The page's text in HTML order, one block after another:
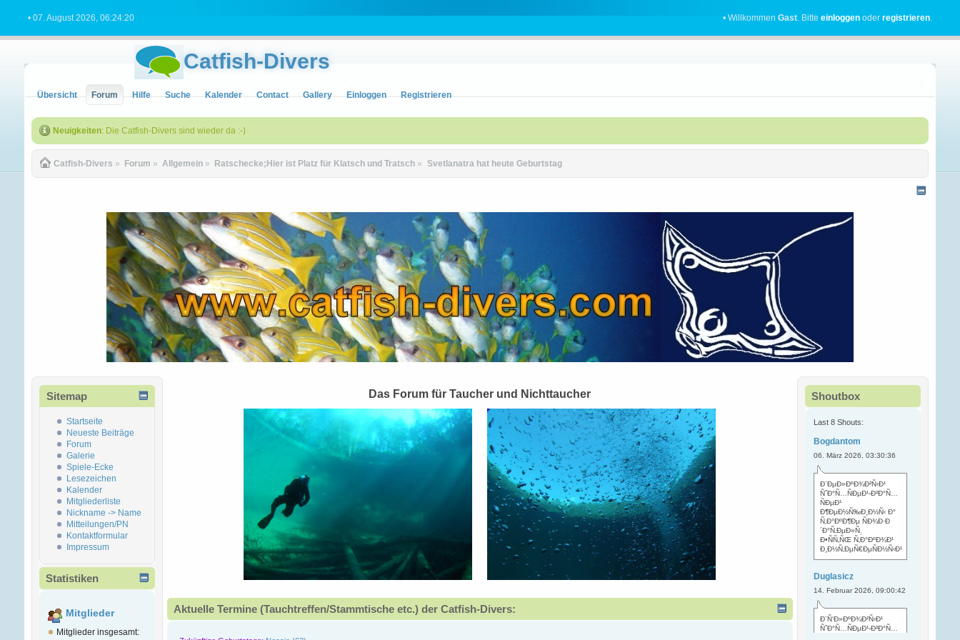
• 07. August 2026, 06:24:20 • WillkommenGast. Bitteeinloggen oderregistrieren.
Catfish-Divers
Übersicht Forum Hilfe Suche Kalender Contact Gallery Einloggen Registrieren
Neuigkeiten: Die Catfish-Divers sind wieder da :-)
Catfish-Divers » Forum » Allgemein » Ratschecke;Hier ist Platz für Klatsch und Tratsch » Svetlanatra hat heute Geburtstag
Sitemap
Startseite
Neueste Beiträge
Forum
Galerie
Spiele-Ecke
Lesezeichen
Kalender
Mitgliederliste
Nickname -> Name
Mitteilungen/PN
Kontaktformular
Impressum
Statistiken
Mitglieder
Mitglieder insgesamt:
Das Forum für Taucher und Nichttaucher
Aktuelle Termine (Tauchtreffen/Stammtische etc.) der Catfish-Divers:
Shoutbox
Last 8 Shouts:
Bogdantom
06. März 2026, 03:30:36
Ð¨ÐµÐ»ÐºÐ¾Ð²Ñ‹Ð¹
ÑˆÐ°Ñ…ÑÐµÐ¹-Ð²Ð°Ñ…
ÑÐµÐ¹
Ð¶ÐµÐ½Ñ‰Ð¸Ð½Ñ‹ Ð°
Ñ‚Ð°ÐºÐ¶Ðµ ÑÐ¾Ð·Ð
´Ð°Ñ‚ÐµÐ»Ñ.
Ð•ÑÑ‚ÑŒ Ñ‚Ð°ÐºÐ¾Ð¹
Ð¸Ð½Ñ‚ÐµÑ€ÐµÑÐ½Ñ‹Ð¹
Duglasicz
14. Februar 2026, 09:00:42
Ð¨Ñ‘Ð»ÐºÐ¾Ð²Ñ‹Ð¹
ÑˆÐ°Ñ…ÑÐµÐ¹-Ð²Ð°Ñ…